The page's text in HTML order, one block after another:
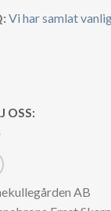
Vi har samlat
OSS:
AB